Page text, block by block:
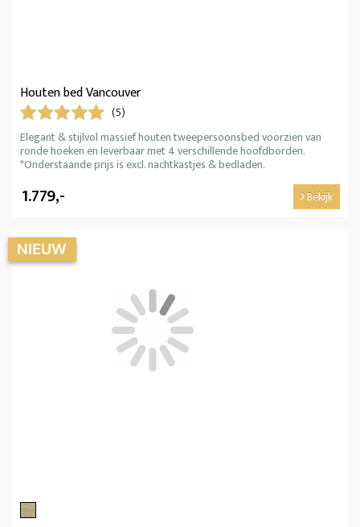
Houten bed Vancouver
(5)
Elegant & stijlvol massief houten tweepersoonsbed voorzien van
ronde hoeken en leverbaar met 4 verschillende hoofdborden.
*Onderstaande prijs is excl. nachtkastjes & bedladen.
1.779,- Bekijk